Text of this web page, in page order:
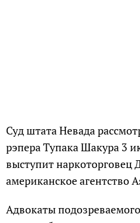
Суд штата Невада
рэпера Тупака Шакура 3
выступит наркоторговец
американское агентство
Адвокаты